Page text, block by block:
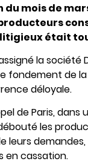
du mois de
était
la société
fondement de
déloyale.
de Paris, dans
les
leurs demandes,
en cassation.